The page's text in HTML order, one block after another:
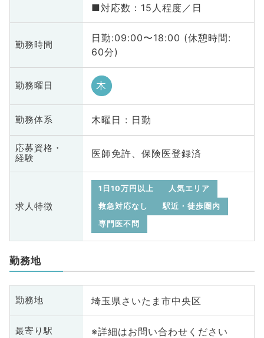
■対応数：15人程度／日
勤務時間
日勤:09:00〜18:00 (休憩時間:
60分)
勤務曜日 木
勤務体系 木曜日 : 日勤
応募資格・
経験
医師免許、保険医登録済
求人特徴
1日10万円以上
人気エリア
救急対応なし
駅近・徒歩圏内
専門医不問
勤務地
勤務地 埼玉県さいたま市中央区
最寄り駅 ※詳細はお問い合わせください